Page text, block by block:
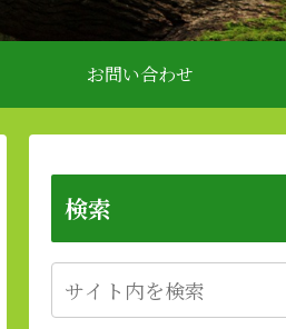
お問い合わせ
検索